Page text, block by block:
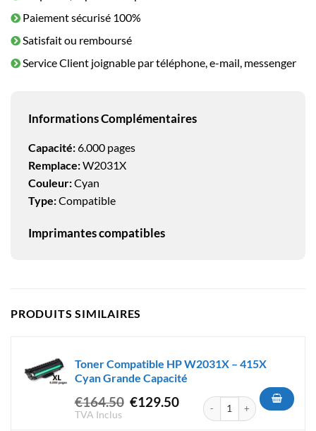
Paiement sécurisé 100%
Satisfait ou remboursé
Service Client joignable par téléphone, e-mail, messenger
Informations Complémentaires
Capacité:6.000 pages
Remplace:W2031X
Couleur:Cyan
Type:Compatible
Imprimantes compatibles
PRODUITS SIMILAIRES
Toner Compatible HP W2031X – 415X
Cyan Grande Capacité
€164.50 Le
€129.50Le
TVA Inclus
quantité de Toner